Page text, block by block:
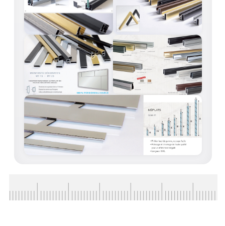
CONSEILS / AIDE
A PROPOS DE LA LIVRAISON
COMPTE PRO
MON PANIER
PLAN DU SITE
DÉCONNEXION
NOUS TROUVER - BUC 78